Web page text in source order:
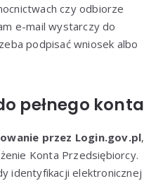
czy odbiorze
e-mail wystarczy do
podpisać wniosek albo
pełnego konta
przez Login.gov.pl,
Konta Przedsiębiorcy.
identyfikacji elektronicznej